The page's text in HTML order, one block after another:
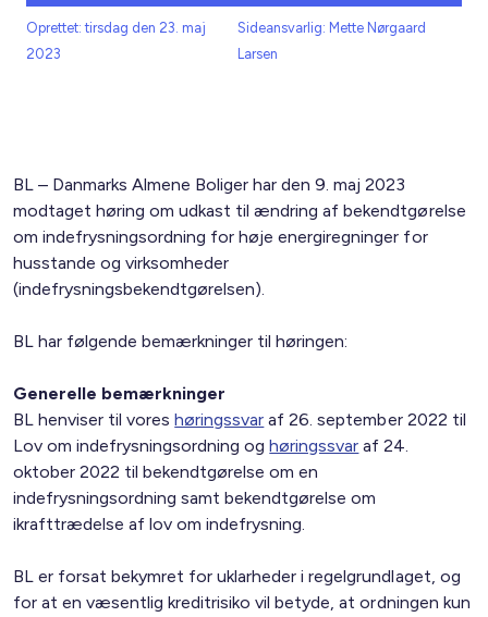
Oprettet: tirsdag den 23. maj
2023
Sideansvarlig: Mette Nørgaard
Larsen
BL – Danmarks Almene Boliger har den 9. maj 2023
modtaget høring om udkast til ændring af bekendtgørelse
om indefrysningsordning for høje energiregninger for
husstande og virksomheder
(indefrysningsbekendtgørelsen).
BL har følgende bemærkninger til høringen:
Generelle bemærkninger
BL henviser til voreshøringssvar af 26. september 2022 til
Lov om indefrysningsordning oghøringssvar af 24.
oktober 2022 til bekendtgørelse om en
indefrysningsordning samt bekendtgørelse om
ikrafttrædelse af lov om indefrysning.
BL er forsat bekymret for uklarheder i regelgrundlaget, og
for at en væsentlig kreditrisiko vil betyde, at ordningen kun